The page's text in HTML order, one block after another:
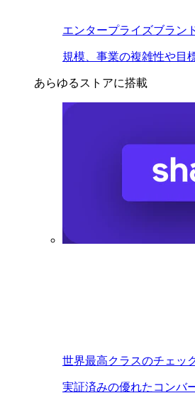
エンタープライズブラン
規模、事業の複雑性や目
あらゆるストアに搭載
世界最高クラスのチェッ
実証済みの優れたコンバ